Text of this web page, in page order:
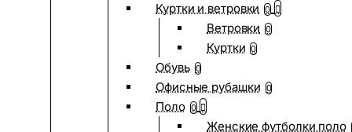
Куртки и ветровки 0
Ветровки 0
Куртки 0
Обувь 0
Офисные рубашки 0
Поло 0
Женские футболки поло